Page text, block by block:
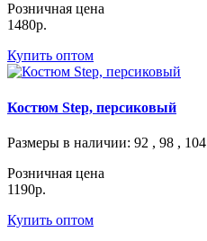
Розничная цена
1480р.
Купить оптом
Костюм Step, персиковый
Размеры в наличии: 92 , 98 , 104
Розничная цена
1190р.
Купить оптом